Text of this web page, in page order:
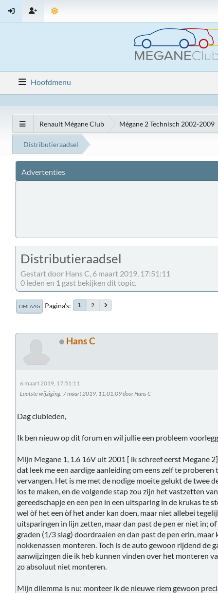
Hoofdmenu
Renault Mégane Club Mégane 2 Technisch 2002-2009
Distributieraadsel
Advertenties
Distributieraadsel
Gestart door Hans C, 6 maart 2019, 17:51:11
0 leden en 1 gast bekijken dit topic.
OMLAAG Pagina's 1 2
Hans C
6 maart 2019, 17:51:11
Laatste wijziging: 7 maart 2019, 11:01:09 door Hans C
Dag clubleden,
Ik ben nieuw op dit forum en wil jullie een probleem
Mijn Megane 1, 1.6 16V uit 2001 [ ik schreef eerst Megane
dat leek me een aardige aanleiding om eens zelf te
vervangen. Het is me met de nodige moeite gelukt de twee
los te maken, en de volgende stap zou zijn het vastzetten
gereedschapje en een pen in een uitsparing in de krukas te
wel òf het een òf het ander kan doen, maar niet allebei
uitsparingen in lijn zetten, maar dan past de pen er niet in;
graden (1/3 slag) doordraaien en dan past de pen erin,
nokkenassen monteren. Toch is de auto gewoon rijdend de
aanwijzingen die ik heb kunnen vinden over het monteren
zo absoluut niet monteren.
Mijn dilemma is nu: monteer ik de nieuwe riem gewoon